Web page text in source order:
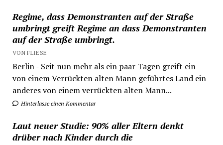
Regime, dass Demonstranten auf der Straße
umbringt greift Regime an dass Demonstranten
auf der Straße umbringt.
VON FLIESE
Berlin - Seit nun mehr als ein paar Tagen greift ein
von einem Verrückten alten Mann geführtes Land ein
anderes von einem verrückten alten Mann...
Hinterlasse einen Kommentar
Laut neuer Studie: 90% aller Eltern denkt
drüber nach Kinder durch die